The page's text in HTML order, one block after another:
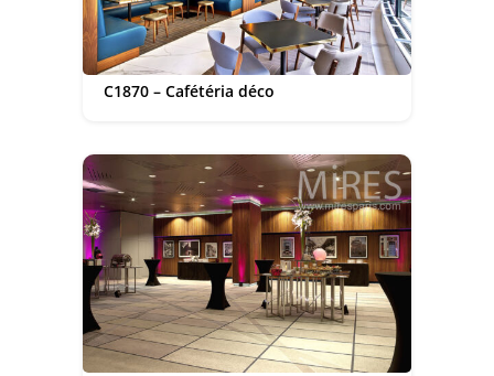
C1870 – Cafétéria déco